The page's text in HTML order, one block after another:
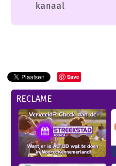
kanaal
Save
RECLAME